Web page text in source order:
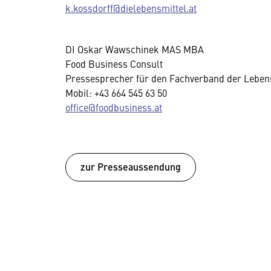
k.kossdorff@dielebensmittel.at
DI Oskar Wawschinek MAS MBA
Food Business Consult
Pressesprecher für den Fachverband der
Mobil: +43 664 545 63 50
office@foodbusiness.at
zur Presseaussendung